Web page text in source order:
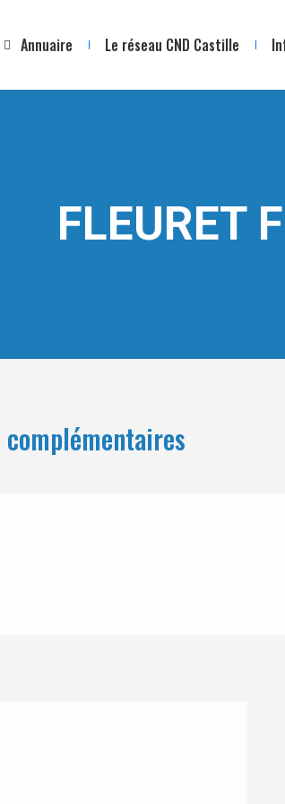
Annuaire Le réseau CND Castille
FLEURET